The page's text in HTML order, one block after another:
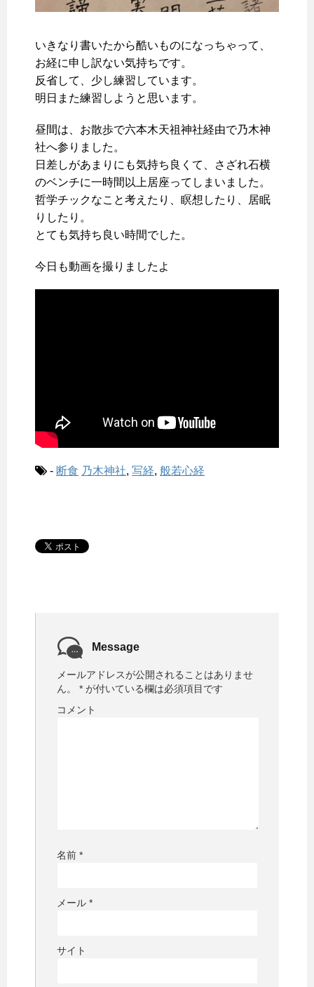
いきなり書いたから酷いものになっちゃって、
お経に申し訳ない気持ちです。
反省して、少し練習しています。
明日また練習しようと思います。
昼間は、お散歩で六本木天祖神社経由で乃木神
社へ参りました。
日差しがあまりにも気持ち良くて、さざれ石横
のベンチに一時間以上居座ってしまいました。
哲学チックなこと考えたり、瞑想したり、居眠
りしたり。
とても気持ち良い時間でした。
今日も動画を撮りましたよ
- 断食 乃木神社, 写経, 般若心経
Message
メールアドレスが公開されることはありませ
ん。
* が付いている欄は必須項目です
コメント
名前 *
メール *
サイト